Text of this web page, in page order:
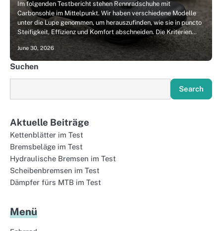
Im folgenden Testbericht stehen Rennradschuhe mit
Carbonsohle im Mittelpunkt. Wir haben verschiedene Modelle
unter die Lupe genommen, um herauszufinden, wie sie in puncto
Steifigkeit, Effizienz und Komfort abschneiden. Die Kriterien…
June 30, 2026
Suchen
Search
Aktuelle Beiträge
Kettenblätter im Test
Bremsbeläge im Test
Hydraulische Bremsen im Test
Scheibenbremsen im Test
Dämpfer fürs MTB im Test
Menü